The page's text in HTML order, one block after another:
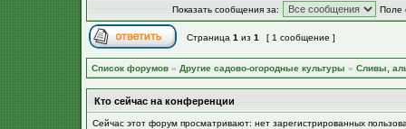
Показать сообщения за: Поле
Страница 1 из 1 [ 1 сообщение ]
Список форумов » Другие садово-огородные культуры » Сливы,
Кто сейчас на конференции
Сейчас этот форум просматривают: нет зарегистрированных